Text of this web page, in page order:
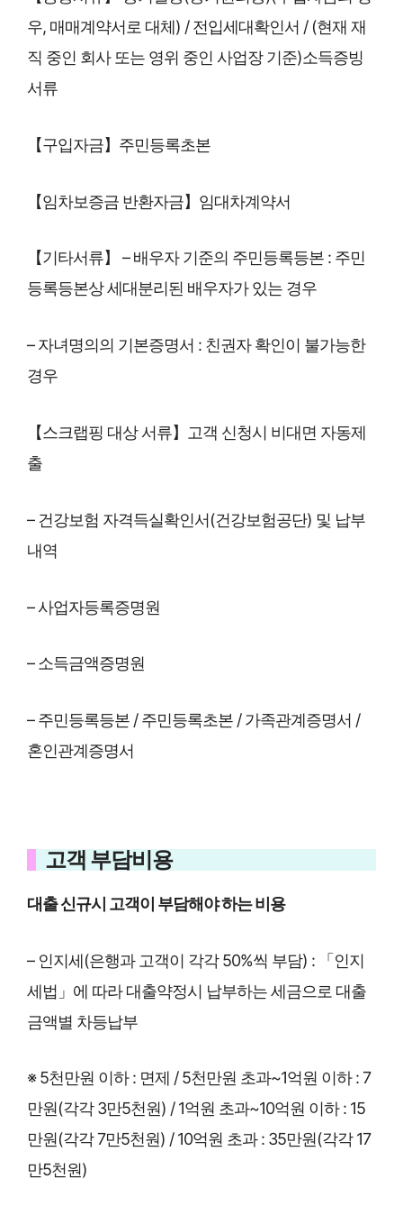
우, 매매계약서로 대체) / 전입세대확인서 / (현재 재
직 중인 회사 또는 영위 중인 사업장 기준)소득증빙
서류
【구입자금】주민등록초본
【임차보증금 반환자금】임대차계약서
【기타서류】 – 배우자 기준의 주민등록등본 : 주민
등록등본상 세대분리된 배우자가 있는 경우
– 자녀명의의 기본증명서 : 친권자 확인이 불가능한
경우
【스크랩핑 대상 서류】고객 신청시 비대면 자동제
출
– 건강보험 자격득실확인서(건강보험공단) 및 납부
내역
– 사업자등록증명원
– 소득금액증명원
– 주민등록등본 / 주민등록초본 / 가족관계증명서 /
혼인관계증명서
고객 부담비용
대출 신규시 고객이 부담해야 하는 비용
– 인지세(은행과 고객이 각각 50%씩 부담) : 「인지
세법」에 따라 대출약정시 납부하는 세금으로 대출
금액별 차등납부
※ 5천만원 이하 : 면제 / 5천만원 초과~1억원 이하 : 7
만원(각각 3만5천원) / 1억원 초과~10억원 이하 : 15
만원(각각 7만5천원) / 10억원 초과 : 35만원(각각 17
만5천원)